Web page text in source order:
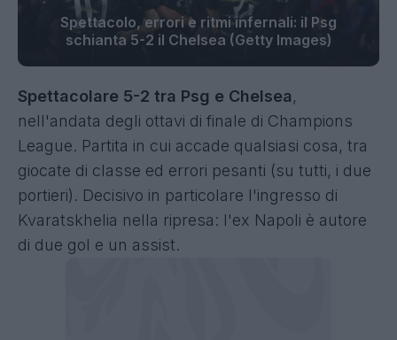
Spettacolo, errori e ritmi infernali: il Psg
schianta 5-2 il Chelsea (Getty Images)
Spettacolare 5-2 tra Psg e Chelsea,
nell'andata degli ottavi di finale di Champions
League. Partita in cui accade qualsiasi cosa, tra
giocate di classe ed errori pesanti (su tutti, i due
portieri). Decisivo in particolare l'ingresso di
Kvaratskhelia nella ripresa: l'ex Napoli è autore
di due gol e un assist.